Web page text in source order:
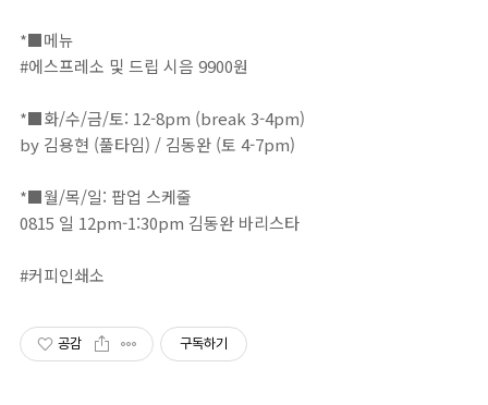
*■메뉴⁣⁣⁣⁣⁣⁣⁣⁣⁣⁣⁣⁣⁣⁣⁣⁣⁣⁣⁣⁣⁣⁣⁣⁣⁣⁣⁣⁣⁣⁣⁣⁣⁣⁣⁣⁣⁣⁣⁣⁣⁣⁣⁣⁣⁣⁣⁣⁣⁣⁣⁣⁣⁣⁣⁣⁣⁣⁣⁣⁣⁣⁣⁣⁣⁣⁣⁣⁣⁣⁣⁣⁣⁣⁣⁣⁣⁣⁣⁣⁣⁣⁣⁣⁣⁣⁣⁣⁣⁣⁣⁣⁣⁣⁣⁣⁣⁣⁣⁣⁣⁣⁣⁣⁣⁣⁣⁣⁣⁣⁣⁣⁣⁣⁣⁣⁣⁣
#에스프레소 및 드립 시음 9900원⁣
*■화/수/금/토: 12-8pm (break 3-4pm)⁣⁣⁣⁣⁣⁣⁣⁣⁣⁣⁣⁣⁣⁣⁣⁣⁣⁣⁣⁣⁣⁣⁣⁣⁣⁣⁣⁣⁣⁣⁣⁣⁣⁣⁣⁣⁣⁣⁣⁣⁣⁣⁣⁣⁣⁣⁣⁣⁣⁣⁣⁣⁣⁣⁣⁣⁣⁣⁣⁣⁣⁣⁣⁣⁣⁣⁣⁣⁣⁣⁣⁣⁣⁣⁣⁣⁣⁣⁣⁣⁣⁣⁣⁣⁣⁣⁣⁣⁣⁣⁣⁣⁣⁣⁣⁣⁣⁣⁣⁣⁣⁣⁣⁣⁣⁣⁣⁣⁣⁣⁣⁣⁣⁣⁣⁣
by 김용현 (풀타임) / 김동완 (토 4-7pm)⁣⁣⁣⁣⁣⁣⁣⁣⁣⁣⁣⁣⁣⁣⁣⁣⁣⁣⁣⁣⁣⁣⁣⁣⁣⁣⁣⁣⁣⁣⁣⁣⁣⁣⁣⁣⁣⁣⁣⁣⁣⁣⁣⁣
*■월/목/일: 팝업 스케줄⁣⁣⁣⁣⁣⁣⁣⁣⁣⁣⁣⁣⁣⁣⁣⁣⁣⁣⁣⁣⁣⁣⁣⁣⁣⁣⁣⁣⁣⁣⁣⁣⁣⁣⁣⁣⁣⁣⁣⁣⁣⁣⁣⁣⁣⁣⁣⁣⁣⁣⁣⁣⁣⁣⁣⁣⁣⁣⁣⁣⁣⁣⁣⁣⁣⁣⁣⁣⁣⁣⁣⁣⁣⁣⁣⁣⁣⁣⁣⁣⁣⁣⁣⁣⁣⁣⁣⁣⁣⁣⁣⁣⁣
0815 일 12pm-1:30pm 김동완 바리스타⁣⁣⁣⁣⁣⁣⁣⁣⁣⁣⁣⁣⁣⁣⁣⁣⁣⁣⁣⁣⁣⁣
#커피인쇄소⁣
공감 구독하기